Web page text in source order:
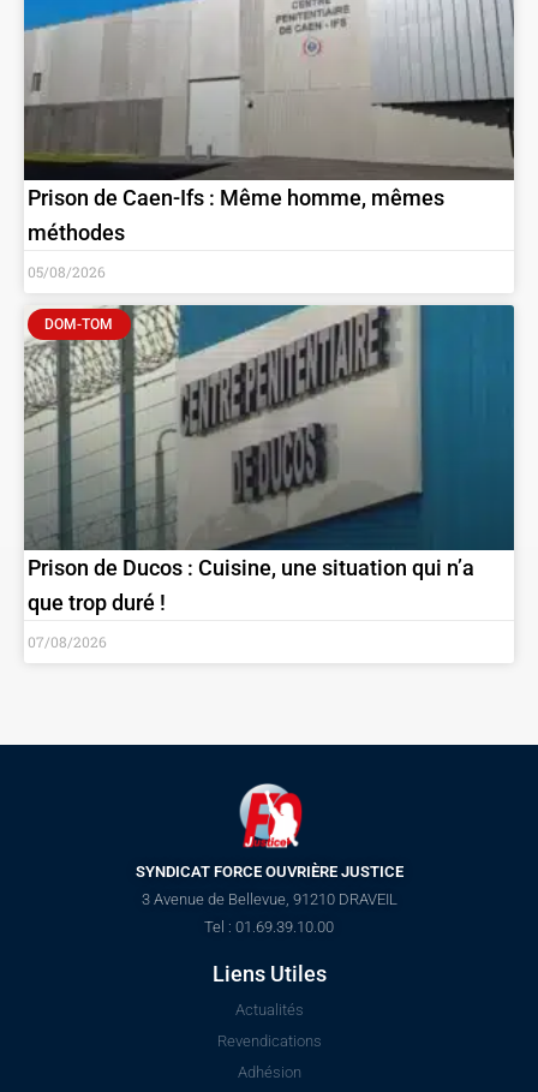
Prison de Caen-Ifs : Même homme, mêmes
méthodes
05/08/2026
DOM-TOM
Prison de Ducos : Cuisine, une situation qui n’a
que trop duré !
07/08/2026
SYNDICAT FORCE OUVRIÈRE JUSTICE
3 Avenue de Bellevue, 91210 DRAVEIL
Tel : 01.69.39.10.00
Liens Utiles
Actualités
Revendications
Adhésion